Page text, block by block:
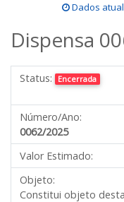
Dados
Dispensa
Status: Encerrada
Número/Ano:
0062/2025
Valor Estimado:
Objeto:
Constitui objeto